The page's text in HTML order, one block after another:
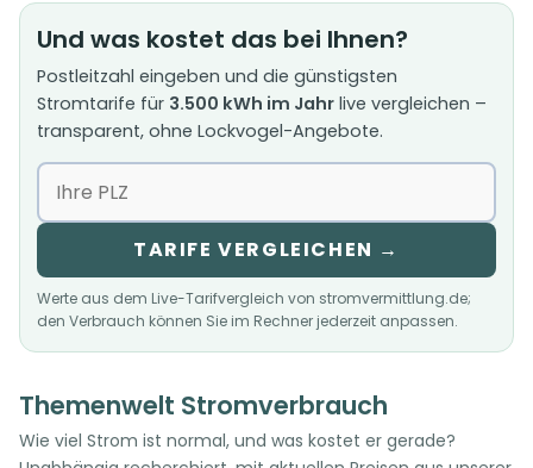
Und was kostet das bei Ihnen?
Postleitzahl eingeben und die günstigsten
Stromtarife für 3.500 kWh im Jahr live vergleichen –
transparent, ohne Lockvogel-Angebote.
TARIFE VERGLEICHEN →
Werte aus dem Live-Tarifvergleich von stromvermittlung.de;
den Verbrauch können Sie im Rechner jederzeit anpassen.
Themenwelt Stromverbrauch
Wie viel Strom ist normal, und was kostet er gerade?